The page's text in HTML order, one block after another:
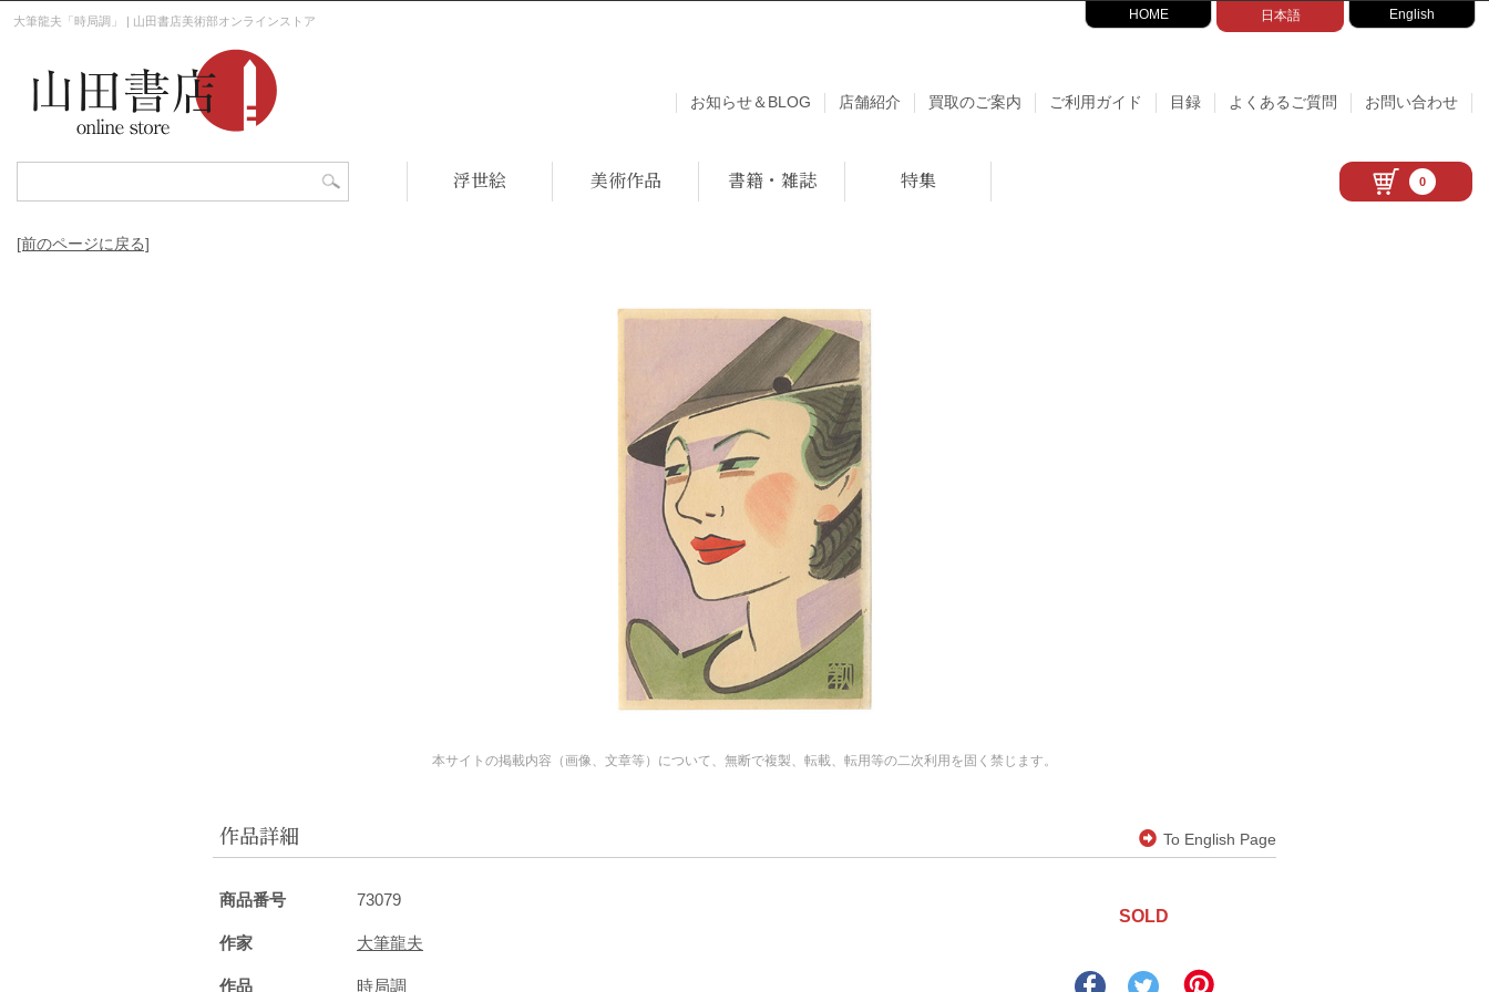
大筆龍夫「時局調」 | 山田書店美術部オンラインストア HOME 日本語 English
お知らせ＆BLOG 店舗紹介 買取のご案内 ご利用ガイド 目録 よくあるご質問 お問い合わせ
浮世絵 美術作品 書籍・雑誌 特集 0
[前のページに戻る]
本サイトの掲載内容（画像、文章等）について、無断で複製、転載、転用等の二次利用を固く禁じます。
作品詳細 To English Page
商品番号 73079
作家 大筆龍夫
作品 時局調
SOLD